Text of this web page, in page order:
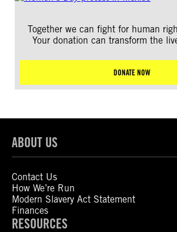
Together we can fight for human
Your donation can transform the
DONATE NOW
ABOUT US
Contact Us
How We’re Run
Modern Slavery Act Statement
Finances
RESOURCES